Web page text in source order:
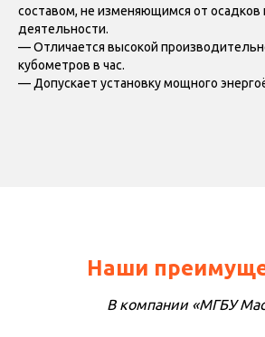
составом, не изменяющимся от осадков
деятельности.
— Отличается высокой
кубометров в час.
— Допускает установку мощного
Наши
В компании «МГБУ